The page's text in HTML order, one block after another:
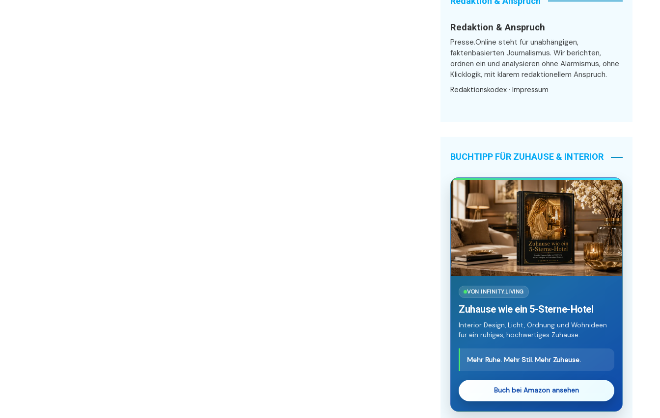
Redaktion & Anspruch
Presse.Online steht für unabhängigen,
faktenbasierten Journalismus. Wir berichten,
ordnen ein und analysieren ohne Alarmismus, ohne
Klicklogik, mit klarem redaktionellem Anspruch.
Redaktionskodex · Impressum
BUCHTIPP FÜR ZUHAUSE & INTERIOR
VON INFINITY.LIVING
Zuhause wie ein 5-Sterne-Hotel
Interior Design, Licht, Ordnung und Wohnideen
für ein ruhiges, hochwertiges Zuhause.
Mehr Ruhe. Mehr Stil. Mehr Zuhause.
Buch bei Amazon ansehen